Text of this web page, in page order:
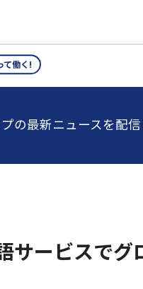
て働く!
の最新ニュースを配信
ービスでグ